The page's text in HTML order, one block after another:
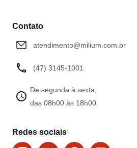
Contato
atendimento@milium.com.br
(47) 3145-1001
De segunda à sexta,
das 08h00 às 18h00.
Redes sociais